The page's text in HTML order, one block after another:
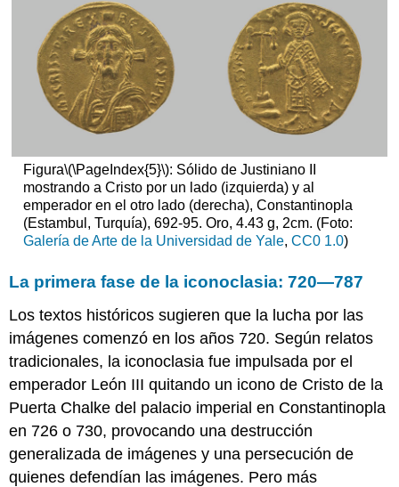
París
El
pasado
clásico
y
el
cristiano
medieval
¿Qué
es
un
imágenes
Renacimiento
con
grandes
emperadores
pasado?
Arte
secular
Figura\(\PageIndex{5}\): Sólido de Justiniano II
mostrando a Cristo por un lado (izquierda) y al
emperador en el otro lado (derecha), Constantinopla
(Estambul, Turquía), 692-95. Oro, 4.43 g, 2cm. (Foto:
Galería de Arte de la Universidad de Yale, CC0 1.0)
La primera fase de la iconoclasia: 720—787
Los textos históricos sugieren que la lucha por las
imágenes comenzó en los años 720. Según relatos
tradicionales, la iconoclasia fue impulsada por el
emperador León III quitando un icono de Cristo de la
Puerta Chalke del palacio imperial en Constantinopla
en 726 o 730, provocando una destrucción
generalizada de imágenes y una persecución de
quienes defendían las imágenes. Pero más